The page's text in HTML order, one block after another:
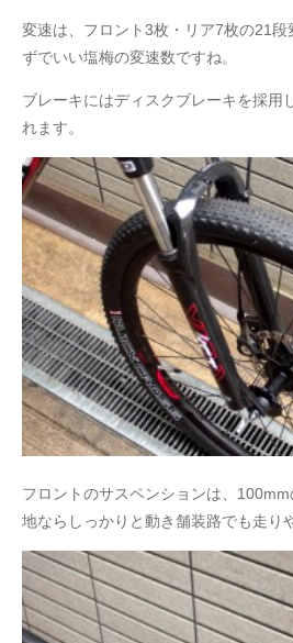
変速は、フロント3枚・リア7枚の21
ずでいい塩梅の変速数ですね。
ブレーキにはディスクブレーキを採用
れます。
フロントのサスペンションは、
地ならしっかりと動き舗装路でも走り